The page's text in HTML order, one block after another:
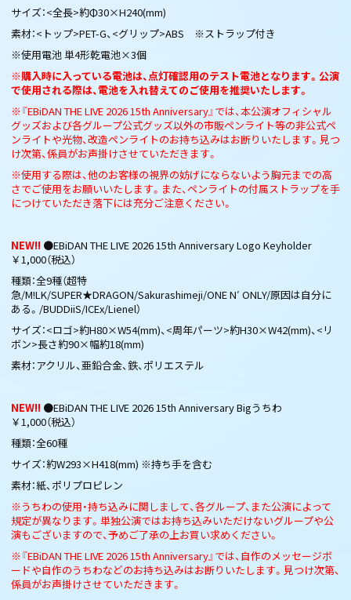
サイズ：<全長>約Φ30×H240(mm)
素材：<トップ>PET-G、<グリップ>ABS ※ストラップ付き
※使用電池 単4形乾電池×3個
※購入時に入っている電池は、点灯確認用のテスト電池となります。公演
で使用される際は、電池を入れ替えてのご使用を推奨いたします。
※『EBiDAN THE LIVE 2026 15th Anniversary』では、本公演オフィシャル
グッズおよび各グループ公式グッズ以外の市販ペンライト等の非公式ペ
ンライトや光物、改造ペンライトのお持ち込みはお断りいたします。見つ
け次第、係員がお声掛けさせていただきます。
※使用する際は、他のお客様の視界の妨げにならないよう胸元までの高
さでご使用をお願いいたします。また、ペンライトの付属ストラップを手
につけていただき落下には充分ご注意ください。
NEW!! ●EBiDAN THE LIVE 2026 15th Anniversary Logo Keyholder
￥1,000（税込）
種類：全9種（超特
急/M!LK/SUPER★DRAGON/Sakurashimeji/ONE N′ ONLY/原因は自分に
ある。/BUDDiiS/ICEx/Lienel）
サイズ：<ロゴ>約H80×W54(mm)、<周年パーツ>約H30×W42(mm)、<リ
ボン>長さ約90×幅約18(mm)
素材：アクリル、亜鉛合金、鉄、ポリエステル
NEW!! ●EBiDAN THE LIVE 2026 15th Anniversary Bigうちわ
￥1,000（税込）
種類：全60種
サイズ：約W293×H418(mm) ※持ち手を含む
素材：紙、ポリプロピレン
※うちわの使用・持ち込みに関しまして、各グループ、また公演によって
規定が異なります。単独公演ではお持ち込みいただけないグループや公
演もございますので、予めご了承の上お買い求めください。
※『EBiDAN THE LIVE 2026 15th Anniversary』では、自作のメッセージボ
ードや自作のうちわなどのお持ち込みはお断りいたします。見つけ次第、
係員がお声掛けさせていただきます。